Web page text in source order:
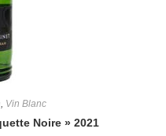
Vin Blanc
Noire » 2021